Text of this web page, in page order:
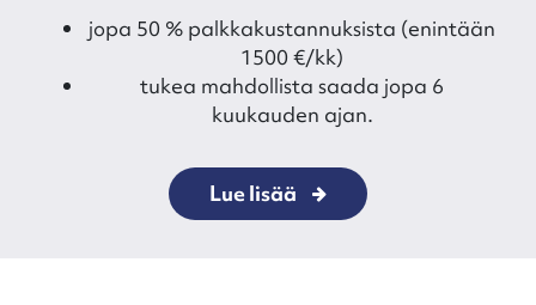
jopa 50 % palkkakustannuksista (enintään
1500 €/kk)
tukea mahdollista saada jopa 6
kuukauden ajan.
Lue lisää